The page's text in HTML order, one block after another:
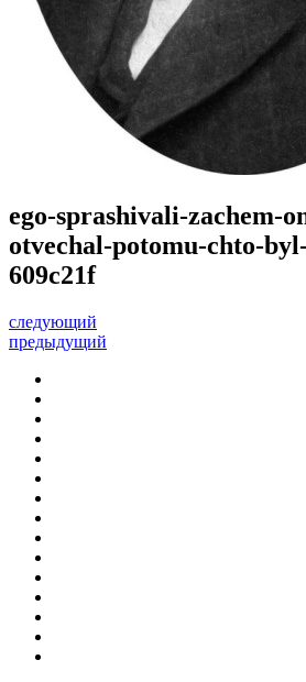
ego-sprashivali-zachem-
otvechal-potomu-chto-
609c21f
следующий
предыдущий